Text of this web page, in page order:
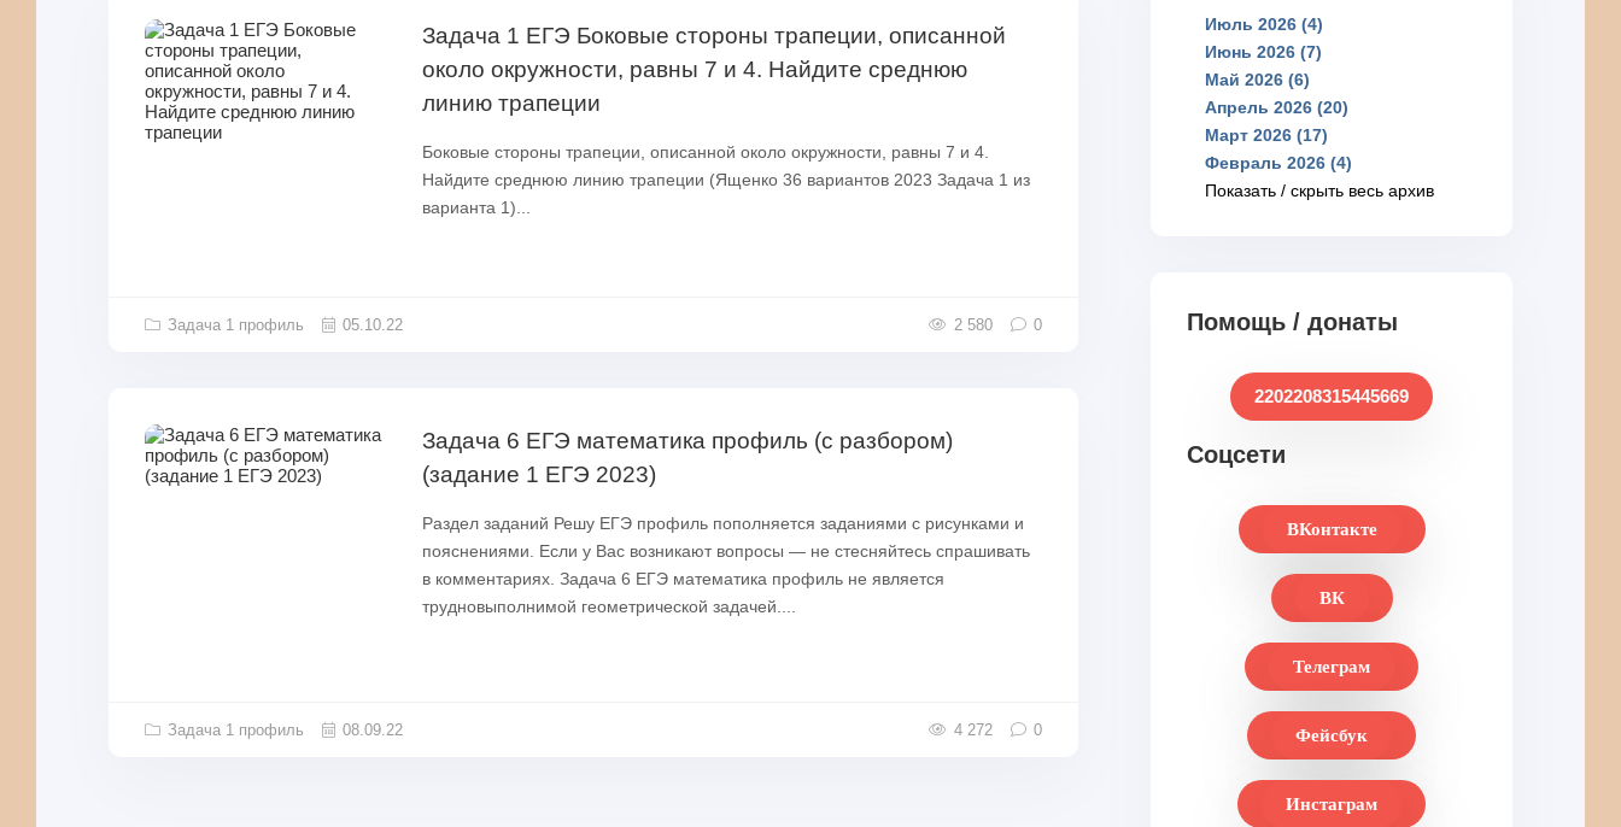
Задача 1 ЕГЭ Боковые стороны трапеции, описанной
около окружности, равны 7 и 4. Найдите среднюю
линию трапеции
Боковые стороны трапеции, описанной около окружности, равны 7 и 4.
Найдите среднюю линию трапеции (Ященко 36 вариантов 2023 Задача 1 из
варианта 1)...
Задача 1 профиль 05.10.22 2 580 0
Задача 6 ЕГЭ математика профиль (с разбором)
(задание 1 ЕГЭ 2023)
Раздел заданий Решу ЕГЭ профиль пополняется заданиями с рисунками и
пояснениями. Если у Вас возникают вопросы — не стесняйтесь спрашивать
в комментариях. Задача 6 ЕГЭ математика профиль не является
трудновыполнимой геометрической задачей....
Задача 1 профиль 08.09.22 4 272 0
Июль 2026 (4)
Июнь 2026 (7)
Май 2026 (6)
Апрель 2026 (20)
Март 2026 (17)
Февраль 2026 (4)
Показать / скрыть весь архив
Помощь / донаты
2202208315445669
Соцсети
ВКонтакте
ВК
Телеграм
Фейсбук
Инстаграм